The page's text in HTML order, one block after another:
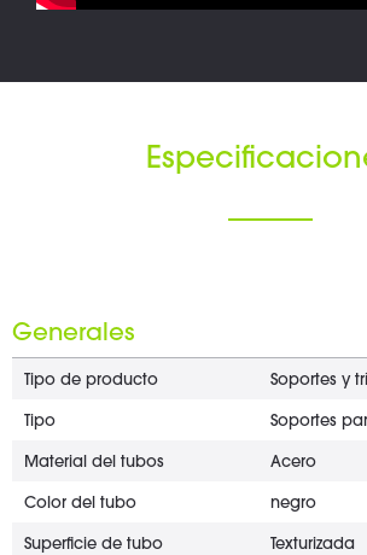
Generales
Tipo de producto Soportes y
Tipo Soportes
Material del tubos Acero
Color del tubo negro
Superficie de tubo Texturizada